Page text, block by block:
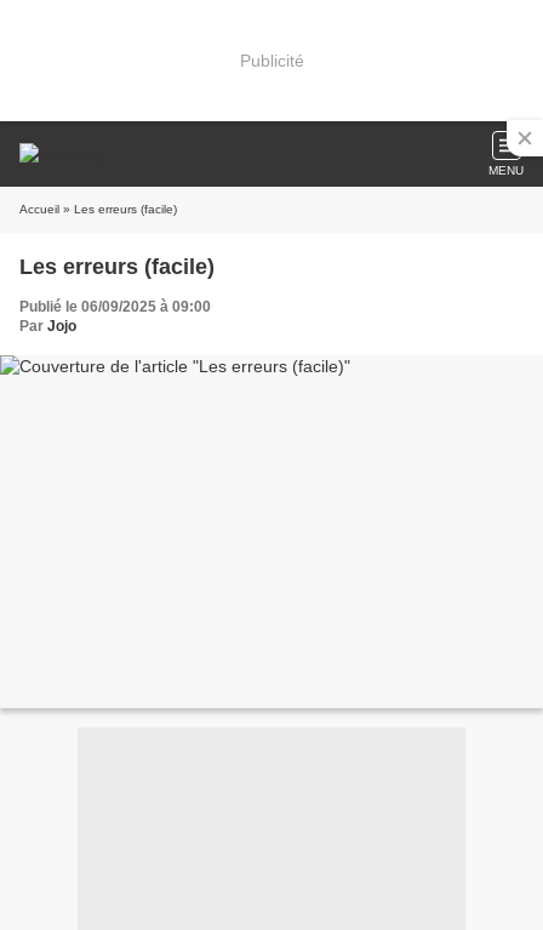
Publicité
MENU
Accueil » Les erreurs (facile)
Les erreurs (facile)
Publié le 06/09/2025 à 09:00
Par Jojo